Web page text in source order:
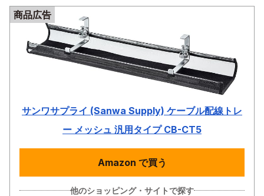
商品広告
サンワサプライ (Sanwa Supply) ケーブル配線トレ
ー メッシュ 汎用タイプ CB-CT5
Amazon で買う
他のショッピング・サイトで探す